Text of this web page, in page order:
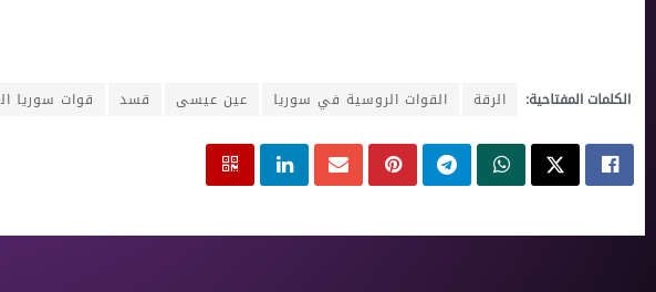
الكلمات المفتاحية: الرقة القوات الروسية في سوريا عين عيسى قسد قوات سوريا